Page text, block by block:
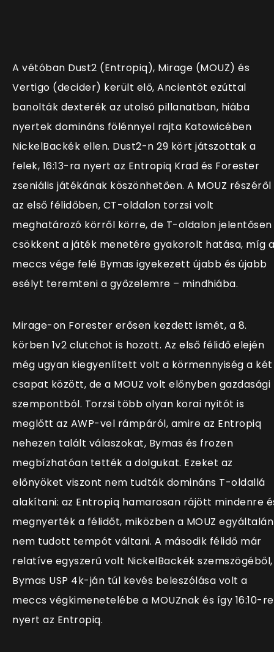
A vétóban Dust2 (Entropiq), Mirage (MOUZ) és
Vertigo (decider) került elő, Ancientöt ezúttal
banolták dexterék az utolsó pillanatban, hiába
nyertek domináns fölénnyel rajta Katowicében
NickelBackék ellen. Dust2-n 29 kört játszottak a
felek, 16:13-ra nyert az Entropiq Krad és Forester
zseniális játékának köszönhetően. A MOUZ részéről
az első félidőben, CT-oldalon torzsi volt
meghatározó körről körre, de T-oldalon jelentősen
csökkent a játék menetére gyakorolt hatása, míg
meccs vége felé Bymas igyekezett újabb és újabb
esélyt teremteni a győzelemre – mindhiába.
Mirage-on Forester erősen kezdett ismét, a 8.
körben 1v2 clutchot is hozott. Az első félidő elején
még ugyan kiegyenlített volt a körmennyiség a két
csapat között, de a MOUZ volt előnyben gazdasági
szempontból. Torzsi több olyan korai nyitót is
meglőtt az AWP-vel rámpáról, amire az Entropiq
nehezen talált válaszokat, Bymas és frozen
megbízhatóan tették a dolgukat. Ezeket az
előnyöket viszont nem tudták domináns T-oldallá
alakítani: az Entropiq hamarosan rájött mindenre
megnyerték a félidőt, miközben a MOUZ egyáltalán
nem tudott tempót váltani. A második félidő már
relatíve egyszerű volt NickelBackék szemszögéből,
Bymas USP 4k-ján túl kevés beleszólása volt a
meccs végkimenetelébe a MOUZnak és így 16:10-re
nyert az Entropiq.